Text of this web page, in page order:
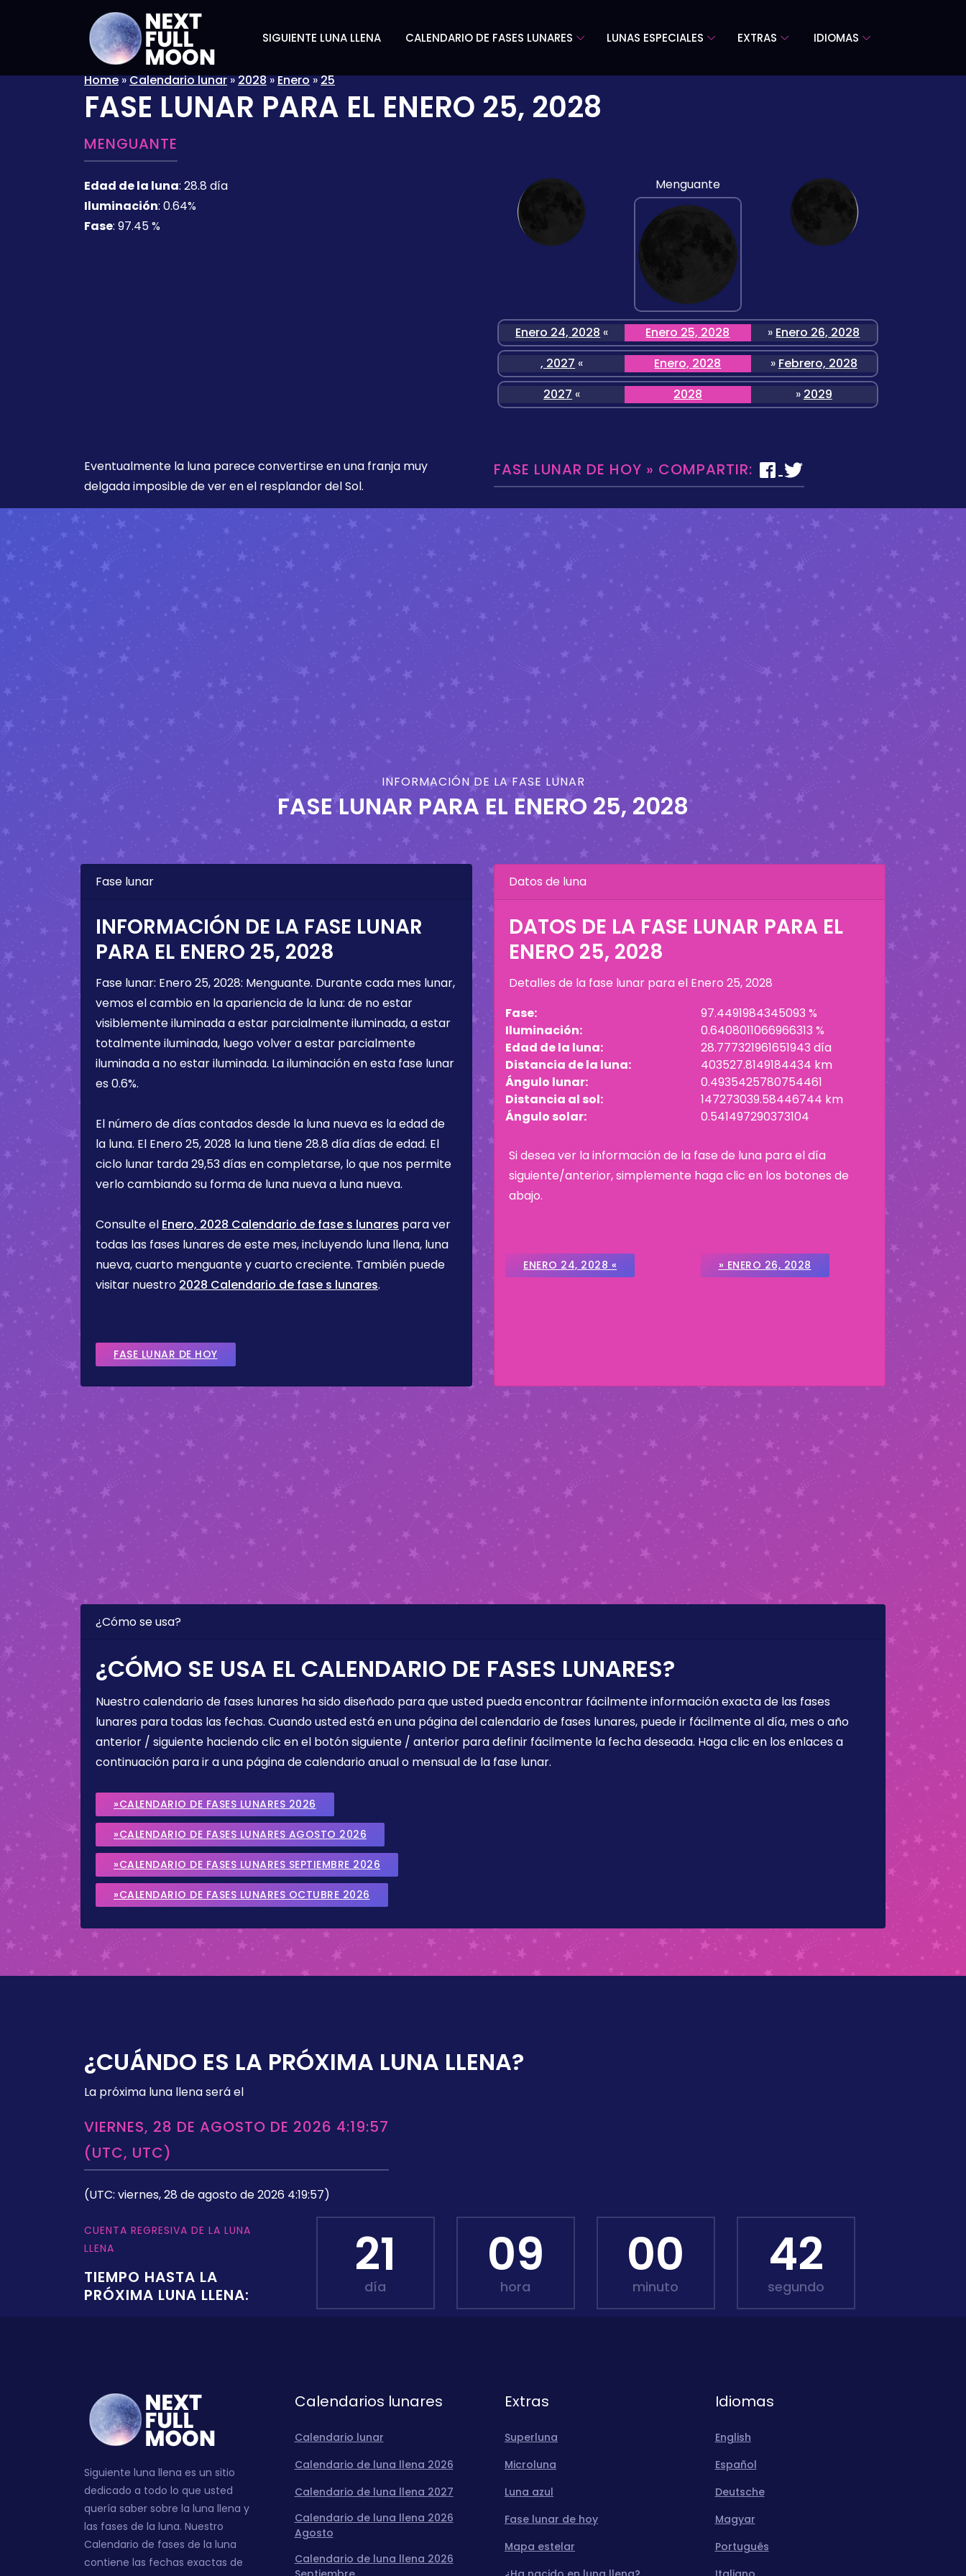
SIGUIENTE LUNA LLENA CALENDARIO DE FASES LUNARES LUNAS ESPECIALES EXTRAS IDIOMAS
Home»Calendario lunar»2028»Enero»25
FASE LUNAR PARA EL ENERO 25, 2028
MENGUANTE
Edad de la luna: 28.8 día
Iluminación: 0.64%
Fase: 97.45 %
Menguante
Enero 24, 2028 « Enero 25, 2028 » Enero 26, 2028
, 2027 « Enero, 2028 » Febrero, 2028
2027 « 2028 » 2029
Eventualmente la luna parece convertirse en una franja muy
delgada imposible de ver en el resplandor del Sol.
FASE LUNAR DE HOY » COMPARTIR:
INFORMACIÓN DE LA FASE LUNAR
FASE LUNAR PARA EL ENERO 25, 2028
Fase lunar
INFORMACIÓN DE LA FASE LUNAR
PARA EL ENERO 25, 2028
Fase lunar: Enero 25, 2028: Menguante. Durante cada mes lunar,
vemos el cambio en la apariencia de la luna: de no estar
visiblemente iluminada a estar parcialmente iluminada, a estar
totalmente iluminada, luego volver a estar parcialmente
iluminada a no estar iluminada. La iluminación en esta fase lunar
es 0.6%.
El número de días contados desde la luna nueva es la edad de
la luna. El Enero 25, 2028 la luna tiene28.8 díadías de edad. El
ciclo lunar tarda 29,53 días en completarse, lo que nos permite
verlo cambiando su forma de luna nueva a luna nueva.
Consulte el Enero, 2028 Calendario de fase s lunares para ver
todas las fases lunares de este mes, incluyendo luna llena, luna
nueva, cuarto menguante y cuarto creciente. También puede
visitar nuestro 2028 Calendario de fase s lunares.
FASE LUNAR DE HOY
Datos de luna
DATOS DE LA FASE LUNAR PARA EL
ENERO 25, 2028
Detalles de la fase lunar para el Enero 25, 2028
Fase:
97.4491984345093 %
Iluminación:
0.6408011066966313 %
Edad de la luna:
28.777321961651943 día
Distancia de la luna:
403527.8149184434 km
Ángulo lunar:
0.4935425780754461
Distancia al sol:
147273039.58446744 km
Ángulo solar:
0.541497290373104
Si desea ver la información de la fase de luna para el día
siguiente/anterior, simplemente haga clic en los botones de
abajo.
ENERO 24, 2028 « » ENERO 26, 2028
¿Cómo se usa?
¿CÓMO SE USA EL CALENDARIO DE FASES LUNARES?
Nuestro calendario de fases lunares ha sido diseñado para que usted pueda encontrar fácilmente información exacta de las fases
lunares para todas las fechas. Cuando usted está en una página del calendario de fases lunares, puede ir fácilmente al día, mes o año
anterior / siguiente haciendo clic en el botón siguiente / anterior para definir fácilmente la fecha deseada. Haga clic en los enlaces a
continuación para ir a una página de calendario anual o mensual de la fase lunar.
»CALENDARIO DE FASES LUNARES 2026
»CALENDARIO DE FASES LUNARES AGOSTO 2026
»CALENDARIO DE FASES LUNARES SEPTIEMBRE 2026
»CALENDARIO DE FASES LUNARES OCTUBRE 2026
¿CUÁNDO ES LA PRÓXIMA LUNA LLENA?
La próxima luna llena será el
VIERNES, 28 DE AGOSTO DE 2026 4:19:57
(UTC, UTC)
(UTC: viernes, 28 de agosto de 2026 4:19:57)
CUENTA REGRESIVA DE LA LUNA
LLENA
TIEMPO HASTA LA
PRÓXIMA LUNA LLENA:
21
día
09
hora
00
minuto
41
segundo
Siguiente luna llena es un sitio
dedicado a todo lo que usted
quería saber sobre la luna llena y
las fases de la luna. Nuestro
Calendario de fases de la luna
contiene las fechas exactas de
Calendarios lunares
Calendario lunar
Calendario de luna llena 2026
Calendario de luna llena 2027
Calendario de luna llena 2026
Agosto
Calendario de luna llena 2026
Extras
Superluna
Microluna
Luna azul
Fase lunar de hoy
Mapa estelar
Idiomas
English
Español
Deutsche
Magyar
Português